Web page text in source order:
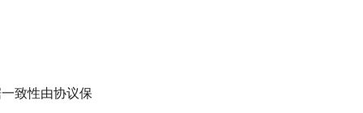
致性由协议保